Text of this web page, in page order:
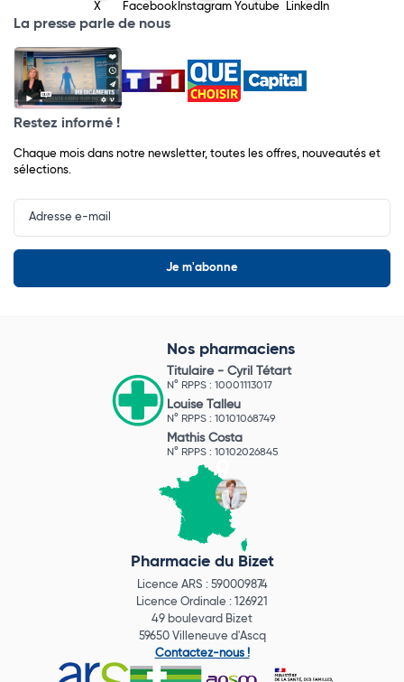
X Facebook Instagram Youtube LinkedIn
La presse parle de nous
Restez informé !
Chaque mois dans notre newsletter, toutes les offres, nouveautés et
sélections.
Input
Newsletter
Nos pharmaciens
Titulaire - Cyril Tétart
N° RPPS : 10001113017
Louise Talleu
N° RPPS : 10101068749
Mathis Costa
N° RPPS : 10102026845
Pharmacie du Bizet
Licence ARS : 590009874
Licence Ordinale : 126921
49 boulevard Bizet
59650 Villeneuve d'Ascq
Contactez-nous !